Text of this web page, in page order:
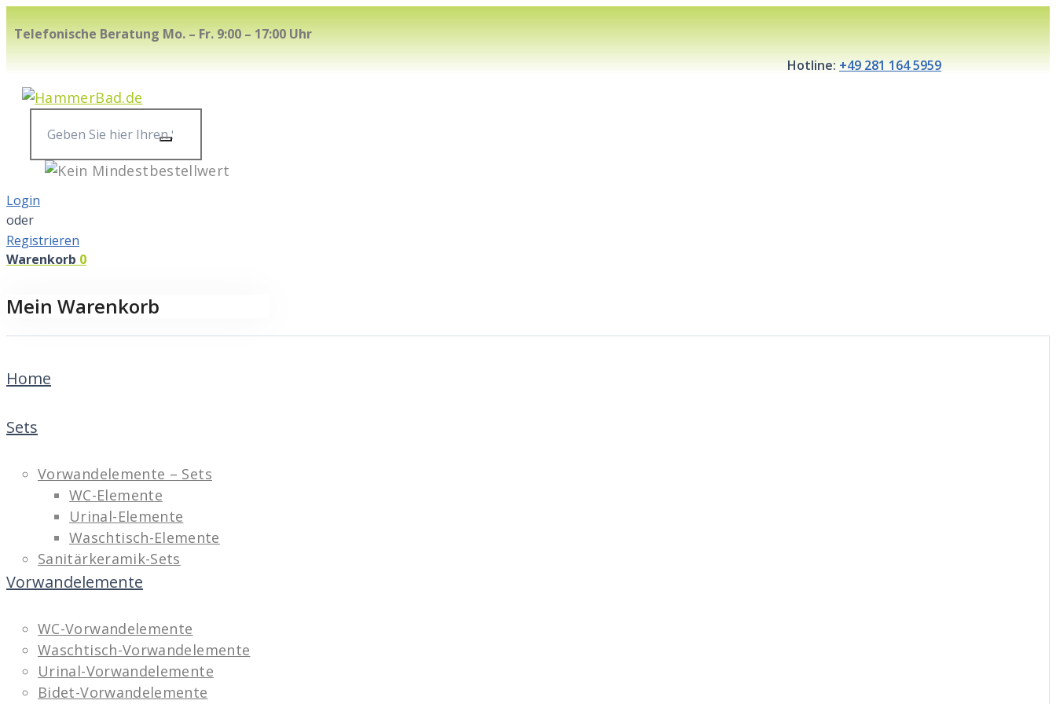
Skip
to
content
Telefonische Beratung Mo. – Fr. 9:00 – 17:00 Uhr
Hotline: +49 281 164 5959
Sie
hier
Ihren
Suchbegriff
ein...
Login
oder
Registrieren
Warenkorb 0
Mein Warenkorb
Home
Sets
Vorwandelemente – Sets
WC-Elemente
Urinal-Elemente
Waschtisch-Elemente
Sanitärkeramik-Sets
Vorwandelemente
WC-Vorwandelemente
Waschtisch-Vorwandelemente
Urinal-Vorwandelemente
Bidet-Vorwandelemente